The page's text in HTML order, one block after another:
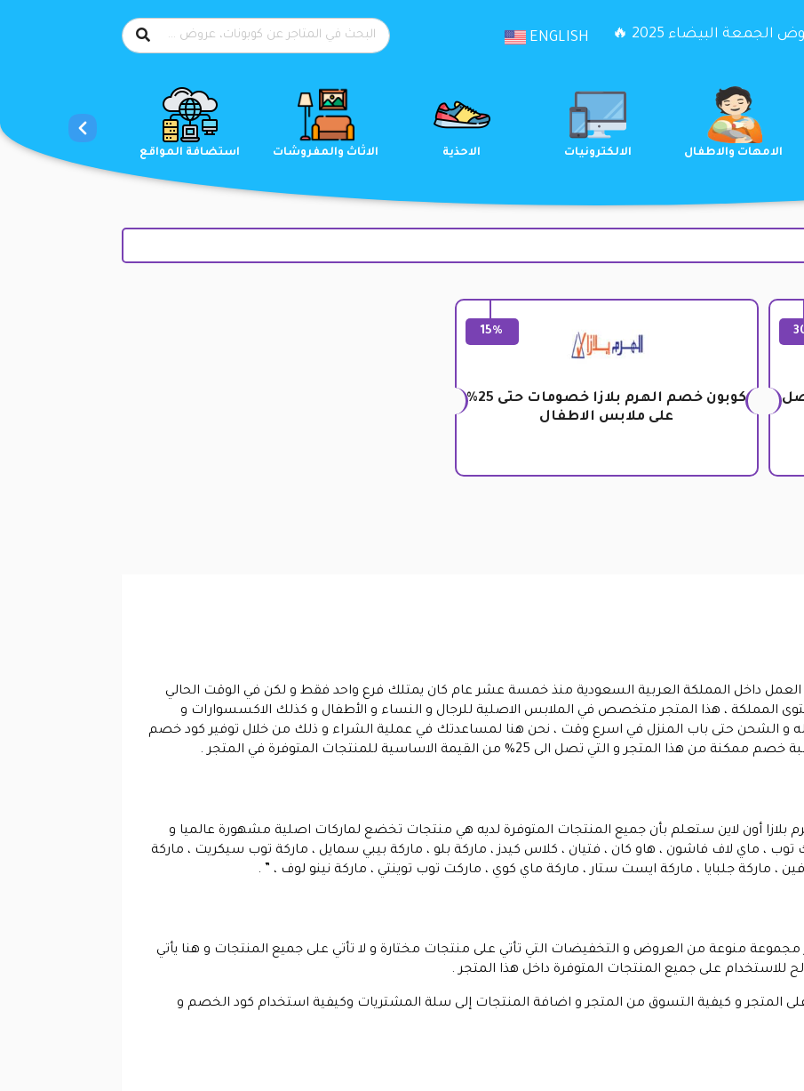
الجمعة البيضاء 2025 🔥 ENGLISH
استضافة المواقع الاثاث والمفروشات الاحذية الالكترونيات الامهات والاطفال الترفيه
تصل
15%
كوبون خصم الهرم بلازا خصومات حتى 25%
على ملابس الاطفال
العمل داخل المملكة العربية السعودية منذ خمسة عشر عام كان يمتلك فرع واحد فقط و لكن في الوقت الحالي
المملكة ، هذا المتجر متخصص في الملابس الاصلية للرجال و النساء و الأطفال و كذلك الاكسسوارات و
و الشحن حتى باب المنزل في اسرع وقت ، نحن هنا لمساعدتك في عملية الشراء و ذلك من خلال توفير كود خصم
التي تصل الى 25% من القيمة الاساسية للمنتجات المتوفرة في المتجر .
بلازا أون لاين ستعلم بأن جميع المنتجات المتوفرة لديه هي منتجات تخضع لماركات اصلية مشهورة عالميا و
، ماي لاف فاشون ، هاو كان ، فتيان ، كلاس كيدز ، ماركة بلو ، ماركة بيبي سمايل ، ماركة توب سيكريت ، ماركة
، ماركة جلبايا ، ماركة ايست ستار ، ماركة ماي كوي ، ماركت توب توينتي ، ماركة نينو لوف ، ” .
مجموعة منوعة من العروض و التخفيضات التي تأتي على منتجات مختارة و لا تأتي على جميع المنتجات و هنا يأتي
للاستخدام على جميع المنتجات المتوفرة داخل هذا المتجر .
المتجر و كيفية التسوق من المتجر و اضافة المنتجات إلى سلة المشتريات وكيفية استخدام كود الخصم و